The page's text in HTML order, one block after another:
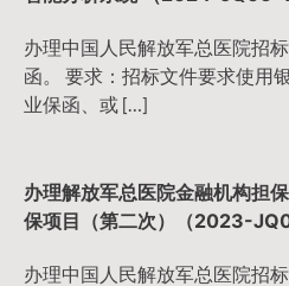
办理中国人民解放军总医院招
函。 要求：招标文件要求使用
业保函、或 […]
办理解放军总医院金融机构担
保项目（第二次）（2023-
办理中国人民解放军总医院招